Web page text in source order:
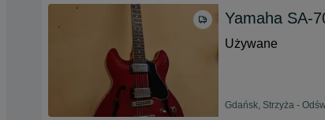
Yamaha SA-
Używane
Gdańsk, Strzyża -